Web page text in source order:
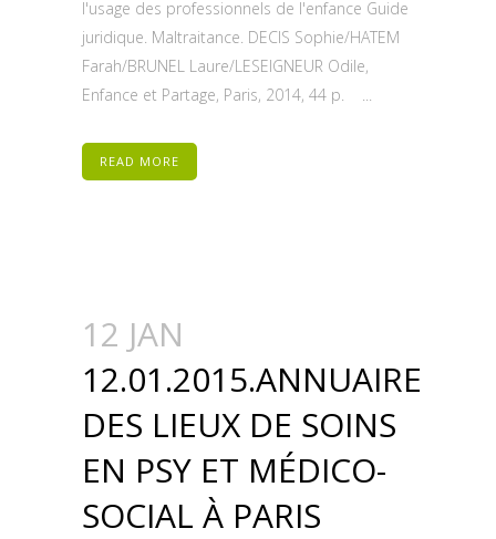
l'usage des professionnels de l'enfance Guide
juridique. Maltraitance. DECIS Sophie/HATEM
Farah/BRUNEL Laure/LESEIGNEUR Odile,
Enfance et Partage, Paris, 2014, 44 p. ...
READ MORE
12 JAN
12.01.2015.ANNUAIRE
DES LIEUX DE SOINS
EN PSY ET MÉDICO-
SOCIAL À PARIS